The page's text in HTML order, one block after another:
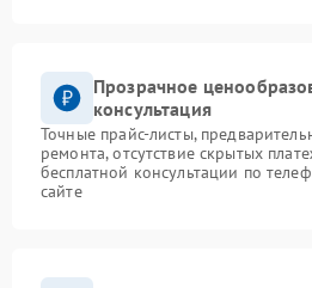
Прозрачное
консультация
Точные прайс-листы,
ремонта, отсутствие скрытых
бесплатной консультации по
сайте